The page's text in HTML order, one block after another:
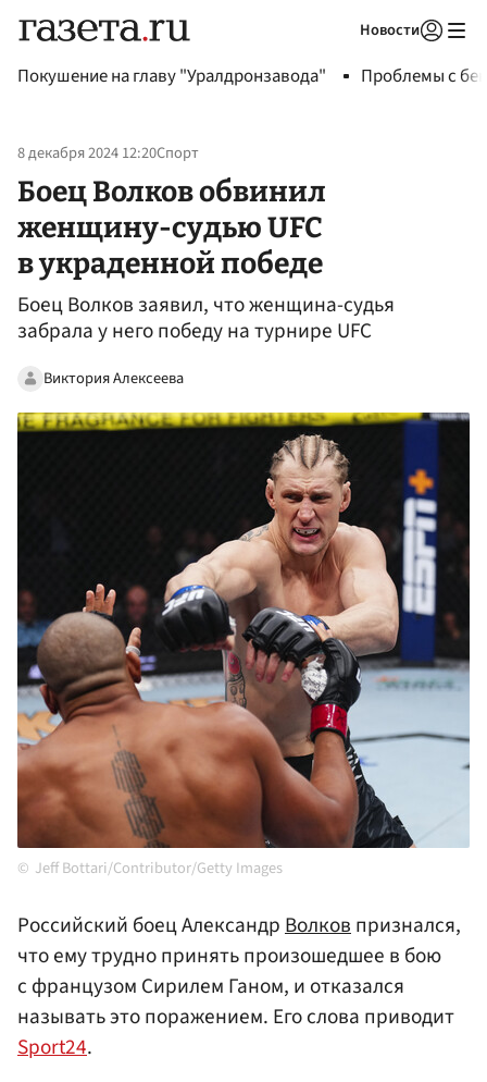
Новости
Покушение на главу "Уралдронзавода" Проблемы с
8 декабря 2024 12:20Спорт
Боец Волков обвинил
женщину-судью UFC
в украденной победе
Боец Волков заявил, что женщина-судья
забрала у него победу на турнире UFC
Виктория Алексеева
Jeff Bottari/Contributor/Getty Images
Российский боец АлександрВолковпризнался,
что ему трудно принять произошедшее в бою
с французом Сирилем Ганом, и отказался
называть это поражением. Его слова приводит
Sport24.